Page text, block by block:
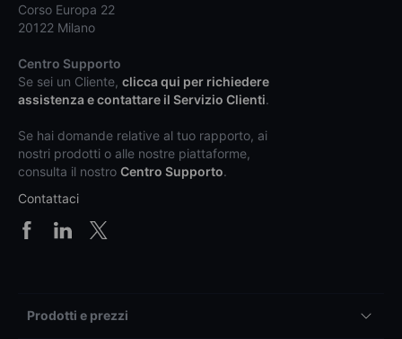
Corso Europa 22
20122 Milano
Centro Supporto
Se sei un Cliente, clicca qui per richiedere
assistenza e contattare il Servizio Clienti.
Se hai domande relative al tuo rapporto, ai
nostri prodotti o alle nostre piattaforme,
consulta il nostro Centro Supporto.
Contattaci
Prodotti e prezzi